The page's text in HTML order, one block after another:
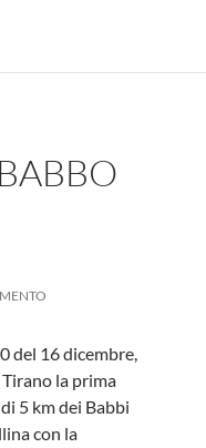
del 16 dicembre,
la prima
5 km dei Babbi
con la